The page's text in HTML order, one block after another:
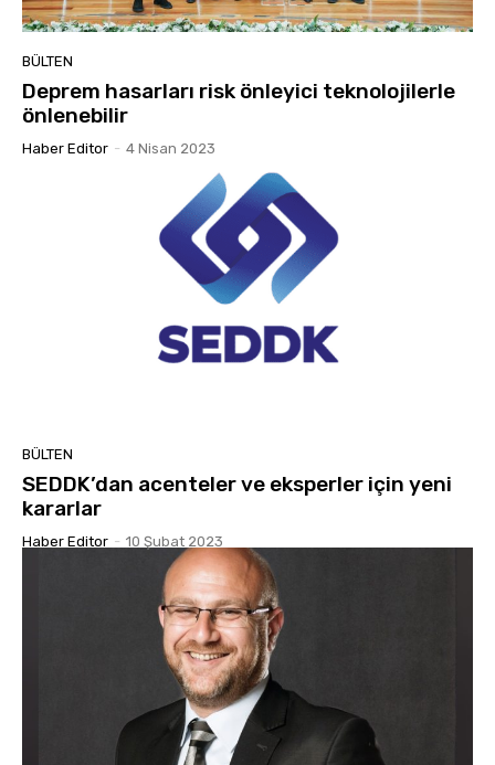
BÜLTEN
Deprem hasarları risk önleyici teknolojilerle
önlenebilir
Haber Editor - 4 Nisan 2023
BÜLTEN
SEDDK’dan acenteler ve eksperler için yeni
kararlar
Haber Editor - 10 Şubat 2023